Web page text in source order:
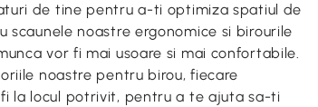
de tine pentru a-ti optimiza spatiul de
scaunele noastre ergonomice si birourile
vor fi mai usoare si mai confortabile.
noastre pentru birou, fiecare
la locul potrivit, pentru a te ajuta sa-ti